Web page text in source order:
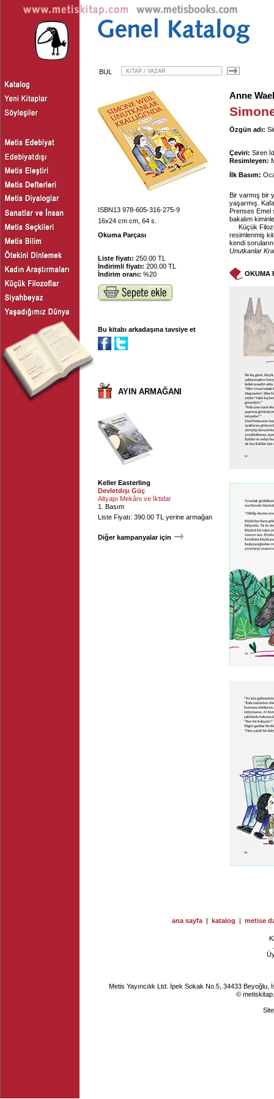
BUL
ISBN13 978-605-316-275-9
16x24 cm cm, 64 s.
Okuma Parçası
Liste fiyatı: 250.00 TL
İndirimli fiyatı: 200.00 TL
İndirim oranı: %20
Bu kitabı arkadaşına tavsiye et
AYIN ARMAĞANI
Keller Easterling
Devletdışı Güç
Altyapı Mekânı ve İktidar
1. Basım
Liste Fiyatı: 390.00 TL yerine armağan
Diğer kampanyalar için
Anne
Özgün adı:
Çeviri: Siren
Resimleyen:
İlk Basım:
Bir varmış bir
yaşarmış.
Prenses Emel
bakalım
Küçük
resimlenmiş
kendi
Unutkanlar
OKUMA
ana sayfa | katalog | metise
Metis Yayıncılık Ltd. İpek Sokak No.5, 34433
©